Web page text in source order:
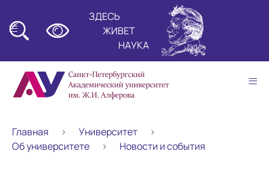
ЗДЕСЬ
ЖИВЕТ
НАУКА
Главная
Университет
Об университете
Новости и события
≡
≡